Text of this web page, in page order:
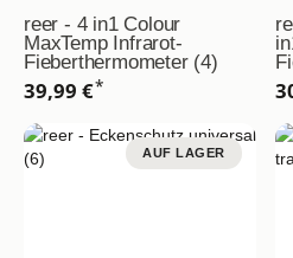
reer - 4 in1 Colour
MaxTemp Infrarot-
Fieberthermometer (4)
39,99 €*
AUF LAGER